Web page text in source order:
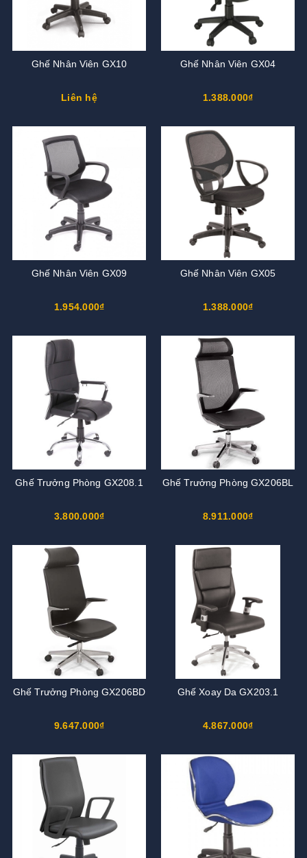
Ghế Nhân Viên GX10
Liên hệ
Ghế Nhân Viên GX04
1.388.000₫
Ghế Nhân Viên GX09
1.954.000₫
Ghế Nhân Viên GX05
1.388.000₫
Ghế Trưởng Phòng GX208.1
3.800.000₫
Ghế Trưởng Phòng GX206BL
8.911.000₫
Ghế Trưởng Phòng GX206BD
9.647.000₫
Ghế Xoay Da GX203.1
4.867.000₫